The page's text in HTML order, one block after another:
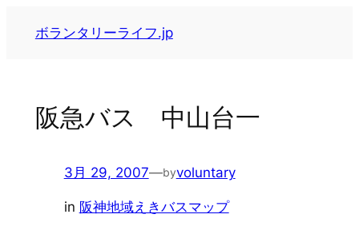
ボランタリーライフ.jp
阪急バス 中山台一
3月 29, 2007—byvoluntary
in 阪神地域えきバスマップ